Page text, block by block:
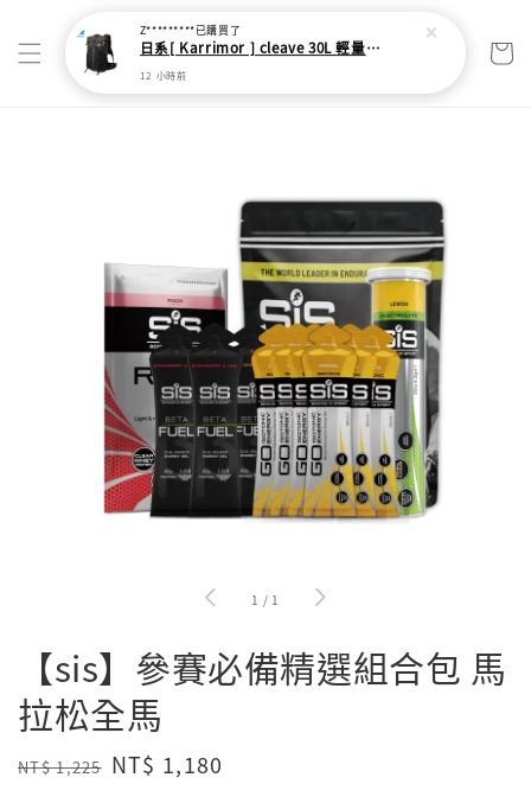
1 / 1
【sis】參賽必備精選組合包 馬
拉松全馬
Regular
NT$ 1,225 Sale
NT$ 1,180
Z*********已購買了
日系[ Karrimor ] cleave 30L 輕量野跑健走包
12 小時前